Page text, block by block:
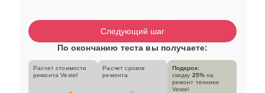
Следующий шаг
По окончанию теста вы получаете:
Расчет стоимости
ремонта Vestel
Расчет сроков
ремонта
Подарок:
скидку 25% на
ремонт техники
Vestel